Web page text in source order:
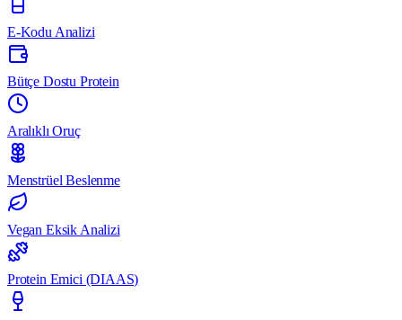
E-Kodu Analizi
Bütçe Dostu Protein
Aralıklı Oruç
Menstrüel Beslenme
Vegan Eksik Analizi
Protein Emici (DIAAS)